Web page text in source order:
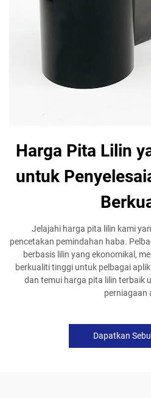
Harga Pita Lilin
untuk
Jelajahi harga pita lilin kami
pencetakan pemindahan haba.
berbasis lilin yang ekonomikal,
berkualiti tinggi untuk pelbagai
dan temui harga pita lilin terbaik
perniagaan
Dapatkan